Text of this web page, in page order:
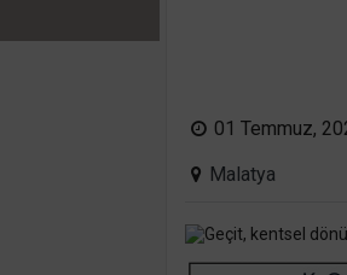
01 Temmuz,
Malatya